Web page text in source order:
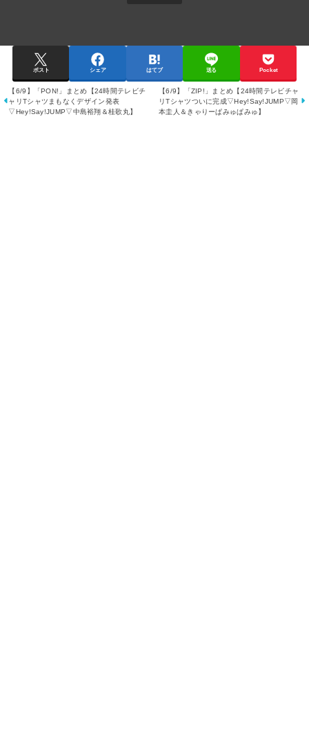
ポスト シェア はてブ 送る Pocket
【6/9】「PON!」まとめ【24時間テレビチ
ャリTシャツまもなくデザイン発表
▽Hey!Say!JUMP▽中島裕翔＆桂歌丸】
【6/9】「ZIP!」まとめ【24時間テレビチャ
リTシャツついに完成▽Hey!Say!JUMP▽岡
本圭人＆きゃりーぱみゅぱみゅ】